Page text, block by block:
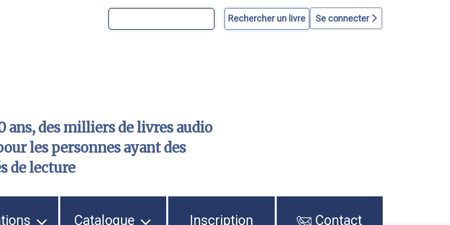
Se connecter
ans, des milliers de livres audio
les personnes ayant des
de lecture
Catalogue Inscription Contact